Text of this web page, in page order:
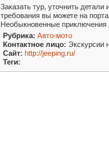
Заказать тур, уточнить
требования вы можете на
Необыкновенные приключения
Рубрика: Авто-мото
Контактное лицо: Экскурсии
Сайт: http://jeeping.ru/
Теги: